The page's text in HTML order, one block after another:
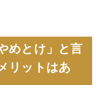
めとけ」と言
リットはあ